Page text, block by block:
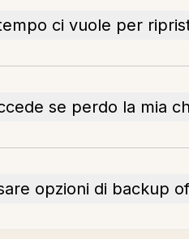
ci vuole per
se perdo la mia
opzioni di backup